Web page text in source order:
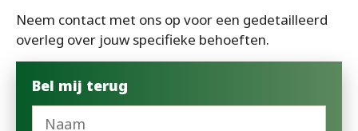
Neem contact met ons op voor een gedetailleerd
overleg over jouw specifieke behoeften.
Bel mij terug